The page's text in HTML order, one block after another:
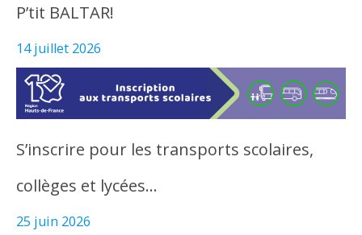
P’tit BALTAR!
14 juillet 2026
S’inscrire pour les transports scolaires,
collèges et lycées…
25 juin 2026